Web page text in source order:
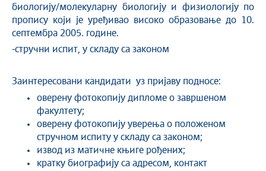
биологију/молекуларну биологију и физиологију по
пропису који је уређивао високо образовање до 10.
септембра 2005. године.
-стручни испит, у складу са законом
Заинтересовани кандидати уз пријаву подносе:
оверену фотокопију дипломе о завршеном
факултету;
оверену фотокопију уверења о положеном
стручном испиту у складу са законом;
извод из матичне књиге рођених;
кратку биографију са адресом, контакт